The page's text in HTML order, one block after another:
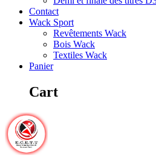
Contact
Wack Sport
Revêtements Wack
Bois Wack
Textiles Wack
Panier
Cart